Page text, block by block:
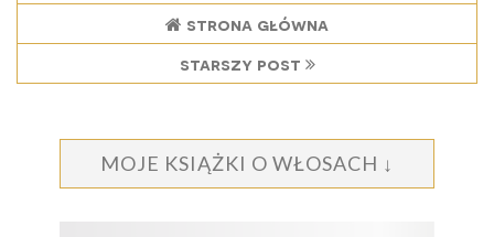
strona główna
starszy post
MOJE KSIĄŻKI O WŁOSACH ↓